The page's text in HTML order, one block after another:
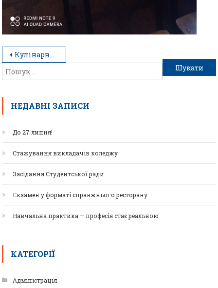
Кулінарний квест
НЕДАВНІ ЗАПИСИ
До 27 липня!
Стажування викладачів коледжу
Засідання Студентської ради
Екзамен у форматі справжнього ресторану
Навчальна практика — професія стає реальною
КАТЕГОРІЇ
Адміністрація